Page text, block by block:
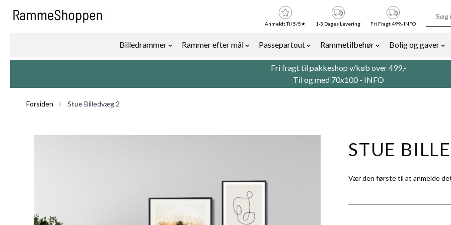
Billedrammer
Rammer efter mål
Passepartout
Rammetilbehør
Bolig og gaver
Anmeldt Til 5/5★ 1-3 Dages Levering Fri Fragt 499,- INFO
Fri fragt til pakkeshop v/køb over 499,-
Til og med 70x100 - INFO
Forsiden Stue Billedvæg 2
STUE
Vær den første til at anmelde